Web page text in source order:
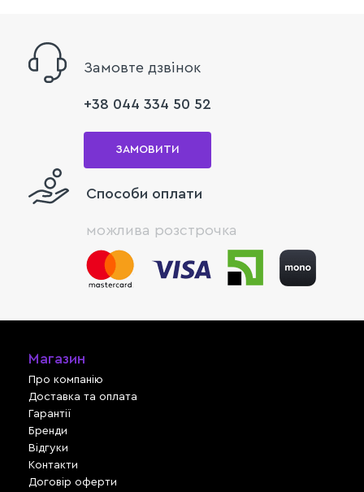
Замовте дзвінок
+38 044 334 50 52
ЗАМОВИТИ
Способи оплати
можлива розстрочка
Магазин
Про компанію
Доставка та оплата
Гарантії
Бренди
Відгуки
Контакти
Договір оферти